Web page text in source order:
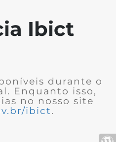
Ibict
durante o
Enquanto isso,
no nosso site
ibict.